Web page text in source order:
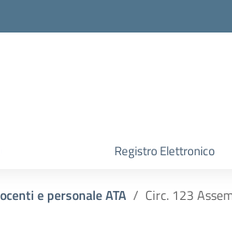
Registro Elettronico
e personale ATA Circ. 123